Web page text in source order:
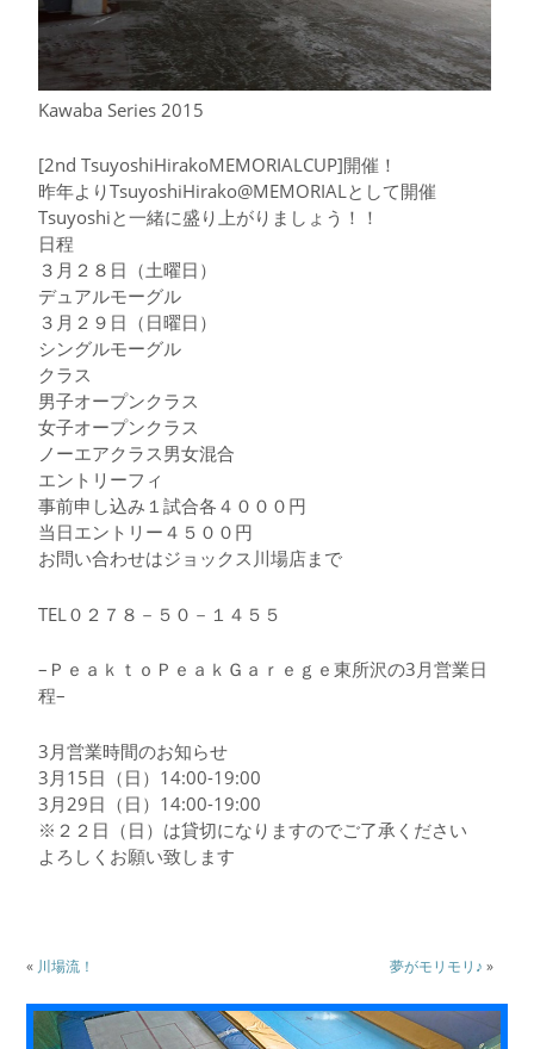
Kawaba Series 2015
[2nd TsuyoshiHirakoMEMORIALCUP]開催！
昨年よりTsuyoshiHirako@MEMORIALとして開催
Tsuyoshiと一緒に盛り上がりましょう！！
日程
３月２８日（土曜日）
デュアルモーグル
３月２９日（日曜日）
シングルモーグル
クラス
男子オープンクラス
女子オープンクラス
ノーエアクラス男女混合
エントリーフィ
事前申し込み１試合各４０００円
当日エントリー４５００円
お問い合わせはジョックス川場店まで
TEL０２７８－５０－１４５５
–ＰｅａｋｔｏＰｅａｋＧａｒｅｇｅ東所沢の3月営業日
程–
3月営業時間のお知らせ
3月15日（日）14:00-19:00
3月29日（日）14:00-19:00
※２２日（日）は貸切になりますのでご了承ください
よろしくお願い致します
« 川場流！ 夢がモリモリ♪ »